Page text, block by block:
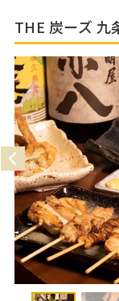
THE 炭ーズ 九